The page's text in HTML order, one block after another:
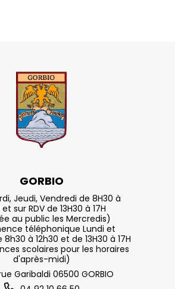
GORBIO
Jeudi, Vendredi de 8H30 à
et sur RDV de 13H30 à 17H
au public les Mercredis)
téléphonique Lundi et
à 12h30 et de 13H30 à 17H
scolaires pour les horaires
d'après-midi)
Garibaldi 06500 GORBIO